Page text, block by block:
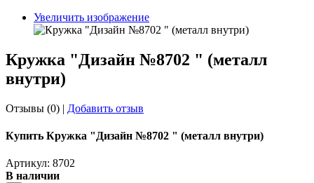
Увеличить изображение
Кружка "Дизайн №8702 " (металл
внутри)
Отзывы (0) | Добавить отзыв
Купить Кружка "Дизайн №8702 " (металл внутри)
Артикул: 8702
В наличии